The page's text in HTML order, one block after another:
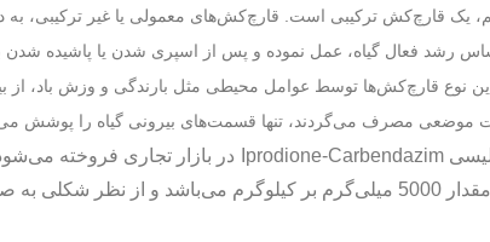
یک قارچ‌کش ترکیبی است. قارچ‌کش‌های معمولی یا غیر ترکیبی،
رشد فعال گیاه، عمل نموده و پس از اسپری شدن یا پاشیده شدن
قارچ‌کش‌ها توسط عوامل محیطی مثل بارندگی و وزش باد، از بین
موضعی مصرف می‌گردند، تنها قسمت‌های بیرونی گیاه را پوشش
Iprodione-Carbendazim در بازار تجاری فروخته
کیلوگرم می‌باشد و از نظر شکلی به صورت پودر فروخته می‌شود.